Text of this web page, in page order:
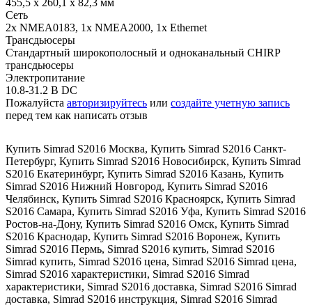
455,5 х 260,1 х 82,3 мм
Сеть
2x NMEA0183, 1x NMEA2000, 1x Ethernet
Трансдьюсеры
Стандартный широкополосный и одноканальный CHIRP
трансдьюсеры
Электропитание
10.8-31.2 В DC
Пожалуйста авторизируйтесь или создайте учетную запись
перед тем как написать отзыв
Купить Simrad S2016 Москва, Купить Simrad S2016 Санкт-
Петербург, Купить Simrad S2016 Новосибирск, Купить Simrad
S2016 Екатеринбург, Купить Simrad S2016 Казань, Купить
Simrad S2016 Нижний Новгород, Купить Simrad S2016
Челябинск, Купить Simrad S2016 Красноярск, Купить Simrad
S2016 Самара, Купить Simrad S2016 Уфа, Купить Simrad S2016
Ростов-на-Дону, Купить Simrad S2016 Омск, Купить Simrad
S2016 Краснодар, Купить Simrad S2016 Воронеж, Купить
Simrad S2016 Пермь, Simrad S2016 купить, Simrad S2016
Simrad купить, Simrad S2016 цена, Simrad S2016 Simrad цена,
Simrad S2016 характеристики, Simrad S2016 Simrad
характеристики, Simrad S2016 доставка, Simrad S2016 Simrad
доставка, Simrad S2016 инструкция, Simrad S2016 Simrad